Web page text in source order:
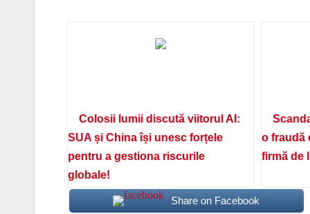
Colosii lumii discută viitorul AI:
SUA și China își unesc forțele
pentru a gestiona riscurile
globale!
o fraudă
firmă de
Share on Facebook